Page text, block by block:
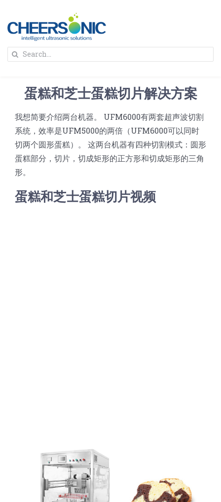
content
解决方案
蛋糕切割机
蛋糕切块机
奶酪切片
圆形奶酪切片
三明治/披萨/寿司切割
超声波设备
公司新闻
关于我们
Search
蛋糕和芝士蛋糕切片解决方案
我想简要介绍两台机器。 UFM6000有两套超声波切割
系统，效率是UFM5000的两倍（UFM6000可以同时
切两个圆形蛋糕）。 这两台机器有四种切割模式：圆形
蛋糕部分，切片，切成矩形的正方形和切成矩形的三角
形。
蛋糕和芝士蛋糕切片视频